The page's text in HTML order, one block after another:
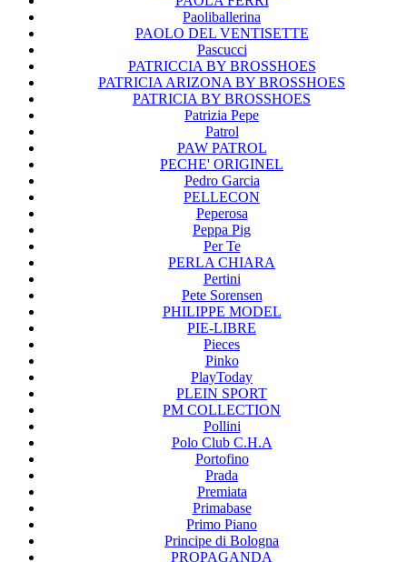
Paoliballerina
PAOLO DEL VENTISETTE
Pascucci
PATRICCIA BY BROSSHOES
PATRICIA ARIZONA BY BROSSHOES
PATRICIA BY BROSSHOES
Patrizia Pepe
Patrol
PAW PATROL
PECHE' ORIGINEL
Pedro Garcia
PELLECON
Peperosa
Peppa Pig
Per Te
PERLA CHIARA
Pertini
Pete Sorensen
PHILIPPE MODEL
PIE-LIBRE
Pieces
Pinko
PlayToday
PLEIN SPORT
PM COLLECTION
Pollini
Polo Club C.H.A
Portofino
Prada
Premiata
Primabase
Primo Piano
Principe di Bologna
PROPAGANDA